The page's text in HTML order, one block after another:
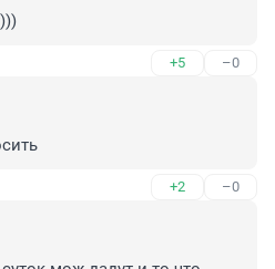
+5 –0
+2 –0